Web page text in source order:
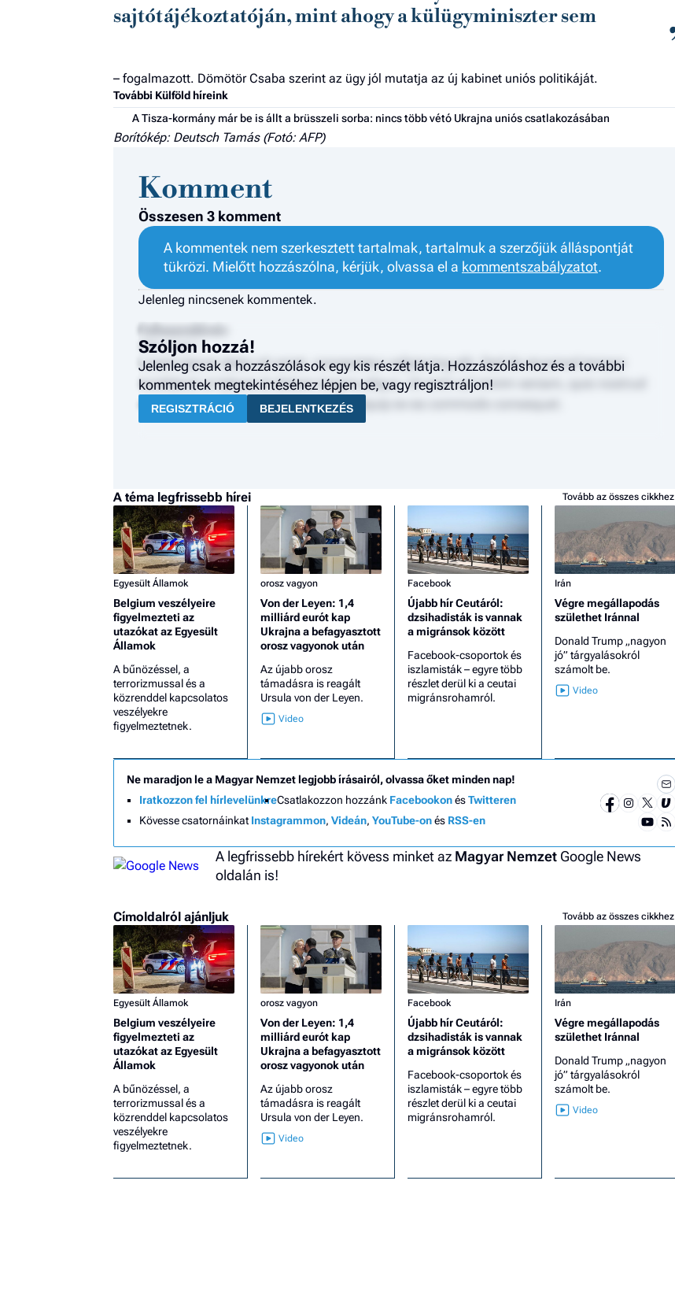
sajtótájékoztatóján, mint ahogy a külügyminiszter sem
– fogalmazott. Dömötör Csaba szerint az ügy jól mutatja az új kabinet uniós politikáját.
További Külföld híreink
A Tisza-kormány már be is állt a brüsszeli sorba: nincs több vétó Ukrajna uniós csatlakozásában
Borítókép: Deutsch Tamás (Fotó: AFP)
Komment
Összesen 3 komment
A kommentek nem szerkesztett tartalmak, tartalmuk a szerzőjük álláspontját
tükrözi. Mielőtt hozzászólna, kérjük, olvassa el a kommentszabályzatot.
Jelenleg nincsenek kommentek.
2024. január 1.
Lorem ipsum dolor sit amet, consectetur adipiscing elit. Sed do eiusmod tempor
incididunt ut labore et dolore magna aliqua. Ut enim ad minim veniam, quis nostrud
exercitation ullamco laboris nisi ut aliquip ex ea commodo consequat.
Szóljon hozzá!
Jelenleg csak a hozzászólások egy kis részét látja. Hozzászóláshoz és a további
kommentek megtekintéséhez lépjen be, vagy regisztráljon!
REGISZTRÁCIÓ BEJELENTKEZÉS
A téma legfrissebb hírei Tovább az összes cikkhez
Egyesült Államok
Belgium veszélyeire
figyelmezteti az
utazókat az Egyesült
Államok
A bűnözéssel, a
terrorizmussal és a
közrenddel kapcsolatos
veszélyekre
figyelmeztetnek.
orosz vagyon
Von der Leyen: 1,4
milliárd eurót kap
Ukrajna a befagyasztott
orosz vagyonok után
Az újabb orosz
támadásra is reagált
Ursula von der Leyen.
Facebook
Újabb hír Ceutáról:
dzsihadisták is vannak
a migránsok között
Facebook-csoportok és
iszlamisták – egyre több
részlet derül ki a ceutai
migránsrohamról.
Irán
Végre megállapodás
születhet Iránnal
Donald Trump „nagyon
jó” tárgyalásokról
számolt be.
Ne maradjon le a Magyar Nemzet legjobb írásairól, olvassa őket minden nap!
Iratkozzon fel hírlevelünkreCsatlakozzon hozzánk FacebookonésTwitteren
Kövesse csatornáinkat Instagrammon, Videán, YouTube-onés RSS-en
A legfrissebb hírekért kövess minket az Magyar Nemzet Google News
oldalán is!
Címoldalról ajánljuk Tovább az összes cikkhez
Egyesült Államok
Belgium veszélyeire
figyelmezteti az
utazókat az Egyesült
Államok
A bűnözéssel, a
terrorizmussal és a
közrenddel kapcsolatos
veszélyekre
figyelmeztetnek.
orosz vagyon
Von der Leyen: 1,4
milliárd eurót kap
Ukrajna a befagyasztott
orosz vagyonok után
Az újabb orosz
támadásra is reagált
Ursula von der Leyen.
Facebook
Újabb hír Ceutáról:
dzsihadisták is vannak
a migránsok között
Facebook-csoportok és
iszlamisták – egyre több
részlet derül ki a ceutai
migránsrohamról.
Irán
Végre megállapodás
születhet Iránnal
Donald Trump „nagyon
jó” tárgyalásokról
számolt be.